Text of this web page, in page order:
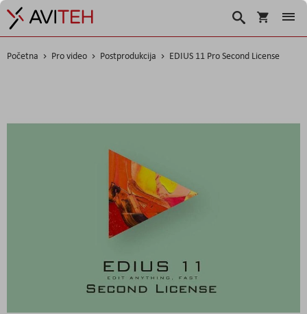
Košarica
Traži
Početna Pro video Postprodukcija EDIUS 11 Pro Second License
of